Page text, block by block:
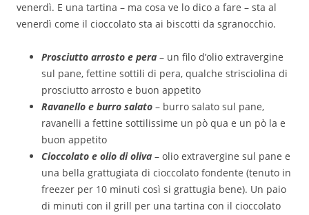
venerdì. E una tartina – ma cosa ve lo dico a fare – sta al
venerdì come il cioccolato sta ai biscotti da sgranocchio.
Prosciutto arrosto e pera – un filo d’olio extravergine
sul pane, fettine sottili di pera, qualche strisciolina di
prosciutto arrosto e buon appetito
Ravanello e burro salato – burro salato sul pane,
ravanelli a fettine sottilissime un pò qua e un pò la e
buon appetito
Cioccolato e olio di oliva – olio extravergine sul pane e
una bella grattugiata di cioccolato fondente (tenuto in
freezer per 10 minuti così si grattugia bene). Un paio
di minuti con il grill per una tartina con il cioccolato